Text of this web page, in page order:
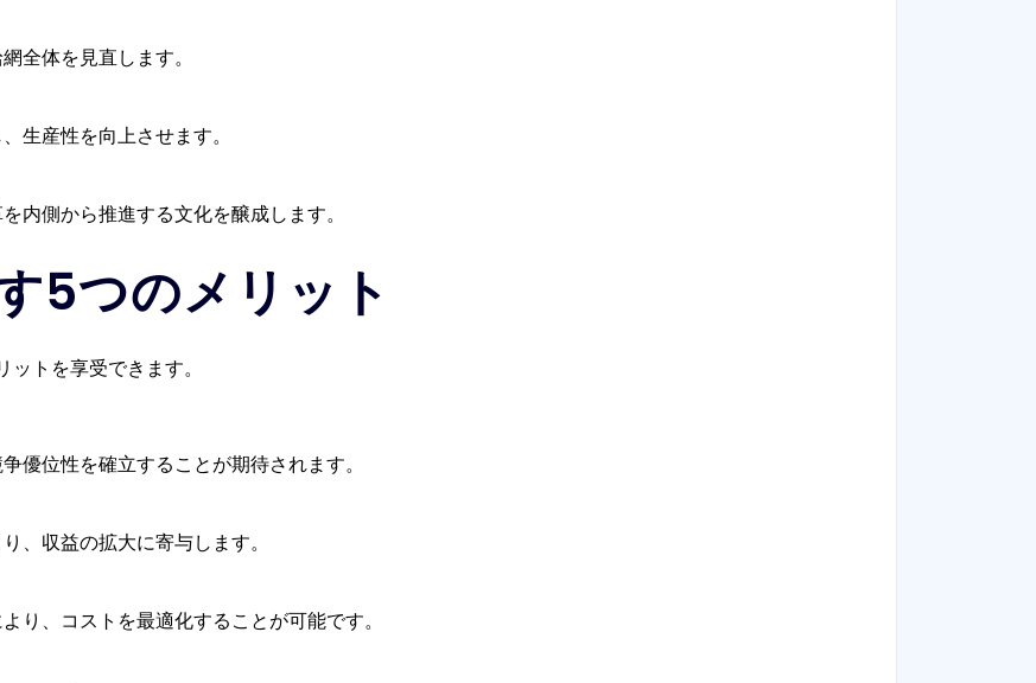
全体を見直します。
生産性を向上させます。
内側から推進する文化を醸成します。
5つのメリット
トを享受できます。
優位性を確立することが期待されます。
、収益の拡大に寄与します。
り、コストを最適化することが可能です。